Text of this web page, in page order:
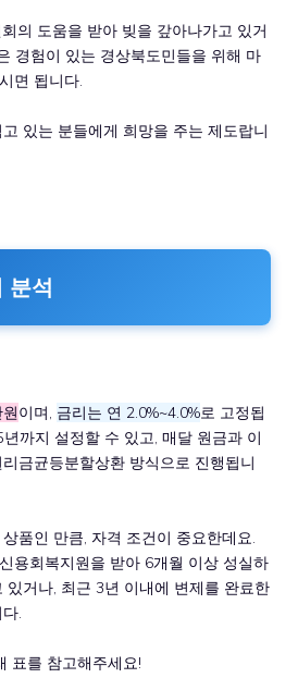
의 도움을 받아 빚을 갚아나가고 있거
경험이 있는 경상북도민들을 위해 마
면 됩니다.
있는 분들에게 희망을 주는 제도랍니
분석
이며, 금리는 연 2.0%~4.0%로 고정됩
까지 설정할 수 있고, 매달 원금과 이
금균등분할상환 방식으로 진행됩니
품인 만큼, 자격 조건이 중요한데요.
용회복지원을 받아 6개월 이상 성실하
있거나, 최근 3년 이내에 변제를 완료한
.
표를 참고해주세요!